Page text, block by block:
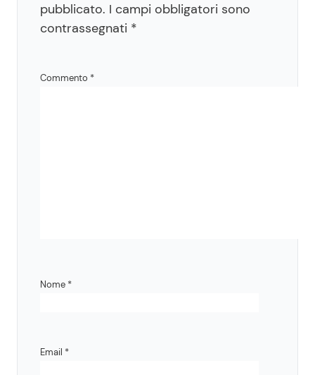
pubblicato. I campi obbligatori sono
contrassegnati *
Commento *
Nome *
Email *